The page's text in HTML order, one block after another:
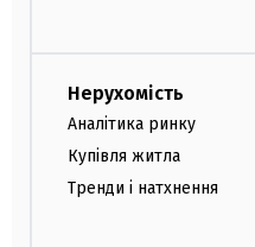
Нерухомість
Аналітика ринку
Купівля житла
Тренди і натхнення